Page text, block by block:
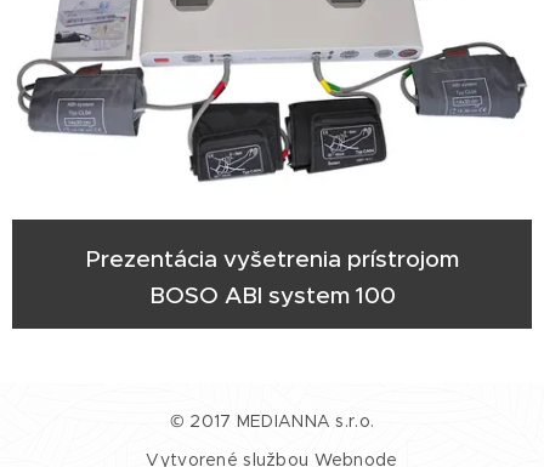
Prezentácia vyšetrenia prístrojom
BOSO ABI system 100
© 2017 MEDIANNA s.r.o.
Vytvorené službou Webnode